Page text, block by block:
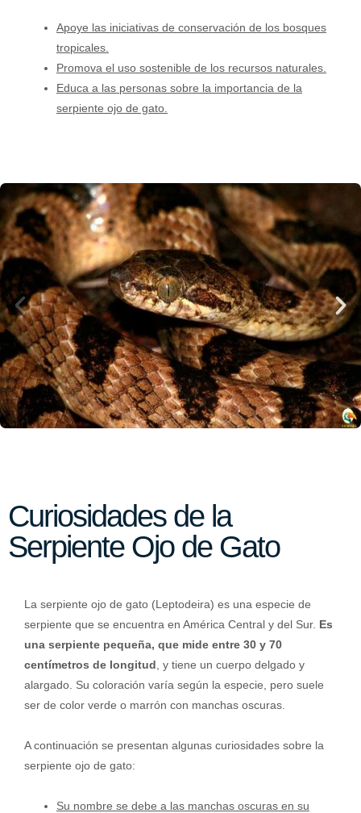
Apoye las iniciativas de conservación de los bosques
tropicales.
Promova el uso sostenible de los recursos naturales.
Educa a las personas sobre la importancia de la
serpiente ojo de gato.
Curiosidades de la
Serpiente Ojo de Gato
La serpiente ojo de gato (Leptodeira) es una especie de
serpiente que se encuentra en América Central y del Sur. Es
una serpiente pequeña, que mide entre 30 y 70
centímetros de longitud , y tiene un cuerpo delgado y
alargado. Su coloración varía según la especie, pero suele
ser de color verde o marrón con manchas oscuras.
A continuación se presentan algunas curiosidades sobre la
serpiente ojo de gato:
Su nombre se debe a las manchas oscuras en su